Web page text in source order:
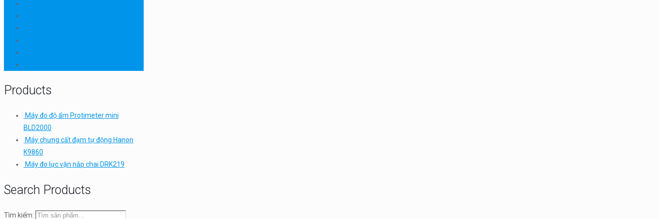
Products
Máy đo độ ẩm Protimeter mini
BLD2000
Máy chưng cất đạm tự động Hanon
K9860
Máy đo lực vặn nắp chai DRK219
Search Products
Tìm kiếm: